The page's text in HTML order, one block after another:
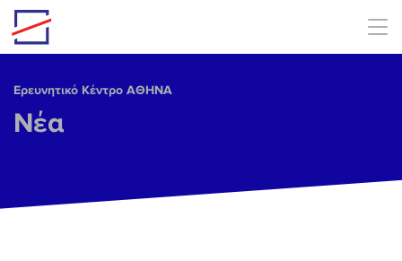
Skip to main content
Ερευνητικό Κέντρο ΑΘΗΝΑ
Νέα